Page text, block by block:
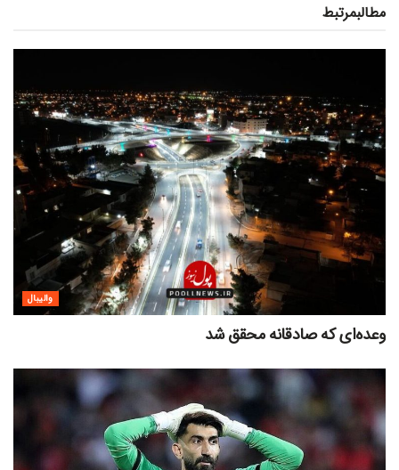
مطالبمرتبط
والیبال
وعده‌ای که صادقانه محقق شد